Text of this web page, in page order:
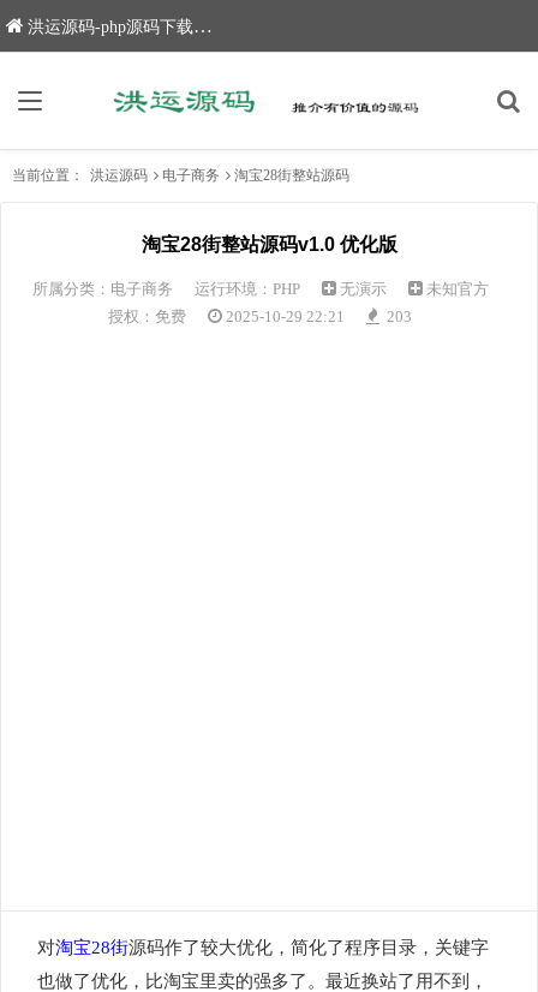
洪运源码-php源码下载,网站源码,网站源码下载
当前位置： 洪运源码 电子商务 淘宝28街整站源码
淘宝28街整站源码v1.0 优化版
所属分类： 电子商务 运行环境：PHP 无演示
未知官方
授权：免费
2025-10-29 22:21 203
对淘宝28街源码作了较大优化，简化了程序目录，关键字
也做了优化，比淘宝里卖的强多了。最近换站了用不到，